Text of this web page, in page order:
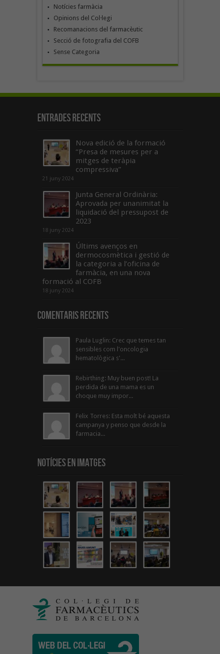
Notícies farmàcia
Opinions del Col·legi
Recomanacions del farmacèutic
Secció de fotografia del COFB
Sense Categoria
Entrades recents
Nova edició de la formació
“Presa de mesures per a
mitges de teràpia
compressiva”
21 juny 2024
Junta General Ordinària:
Aprovada per unanimitat la
liquidació del pressupost de
2023
18 juny 2024
Últims avenços en
dermocosmètica i gestió de
la categoria a l’oficina de
farmàcia, en una nova
formació al COFB
18 juny 2024
Comentaris Recents
Paula Luglin: Crec que temes tan
sensibles com l'oncologia
hematològica s'...
Rebirthing: Muy buen post! La
perdida de una mama es un
choque muy impor...
Felix Torres: Esta molt bé aquesta
campanya y penso que desde la
farmacia...
Notícies en Imatges